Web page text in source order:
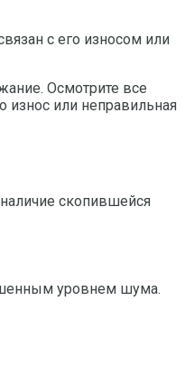
с его износом или
Осмотрите все
износ или неправильная
скопившейся
уровнем шума.